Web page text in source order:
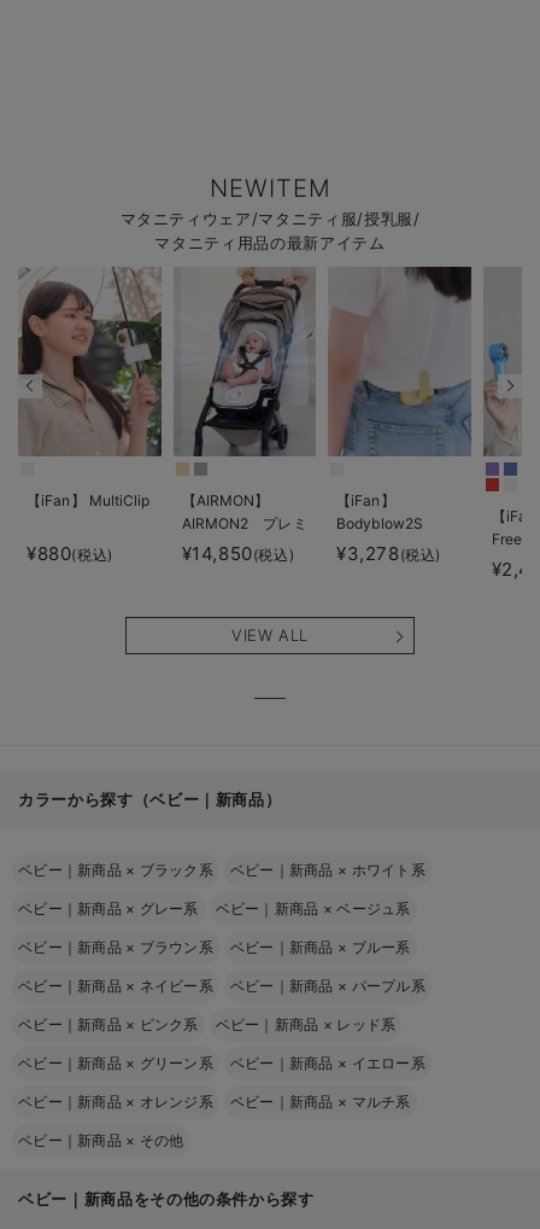
NEWITEM
マタニティウェア/マタニティ服/授乳服/
マタニティ用品の最新アイテム
【iFan】 MultiClip
¥880(税込)
【AIRMON】
AIRMON2 プレミ
アム
¥14,850(税込)
【iFan】
Bodyblow2S
¥3,278(税込)
【
Freeze
VIEW ALL
カラーから探す（ベビー｜新商品）
ベビー｜新商品 × ブラック系 ベビー｜新商品 × ホワイト系
ベビー｜新商品 × グレー系 ベビー｜新商品 ×ベージュ系
ベビー｜新商品 × ブラウン系 ベビー｜新商品 × ブルー系
ベビー｜新商品 × ネイビー系 ベビー｜新商品 × パープル系
ベビー｜新商品 × ピンク系 ベビー｜新商品 × レッド系
ベビー｜新商品 × グリーン系 ベビー｜新商品 × イエロー系
ベビー｜新商品 × オレンジ系 ベビー｜新商品 × マルチ系
ベビー｜新商品 × その他
ベビー｜新商品をその他の条件から探す